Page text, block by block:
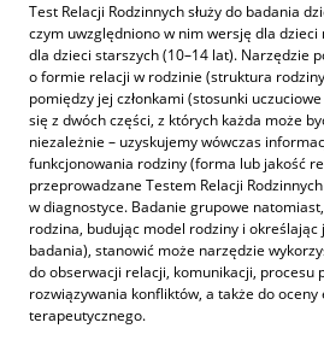
Test Relacji Rodzinnych służy do badania
czym uwzględniono w nim wersję dla dzieci
dla dzieci starszych (10–14 lat). Narzędzie
o formie relacji w rodzinie (struktura
pomiędzy jej członkami (stosunki
się z dwóch części, z których każda może
niezależnie – uzyskujemy wówczas
funkcjonowania rodziny (forma lub jakość
przeprowadzane Testem Relacji
w diagnostyce. Badanie grupowe
rodzina, budując model rodziny i
badania), stanowić może narzędzie
do obserwacji relacji, komunikacji, procesu
rozwiązywania konfliktów, a także do
terapeutycznego.